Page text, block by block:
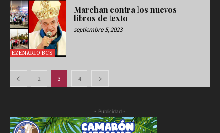
EZENARIO BCS
Marchan contra los nuevos
libros de texto
septiembre 5, 2023
2 3 4
- Publicidad -